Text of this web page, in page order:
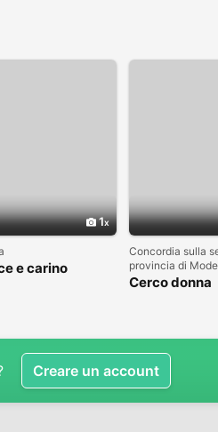
1
e carino
Concordia sulla
provincia di
Cerco donna
Creare un account